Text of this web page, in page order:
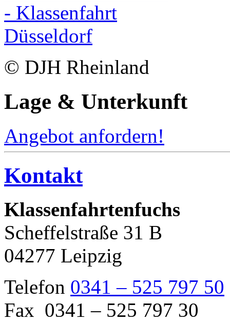
© DJH Rheinland
Lage & Unterkunft
Angebot anfordern!
Kontakt
Klassenfahrtenfuchs
Scheffelstraße 31 B
04277 Leipzig
Telefon 0341 – 525 797 50
Fax 0341 – 525 797 30